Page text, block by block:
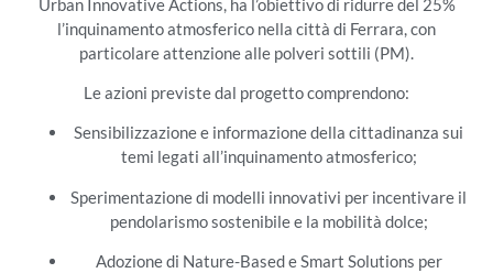
l’inquinamento atmosferico nella città di Ferrara, con
particolare attenzione alle polveri sottili (PM).
Le azioni previste dal progetto comprendono:
Sensibilizzazione e informazione della cittadinanza sui
temi legati all’inquinamento atmosferico;
Sperimentazione di modelli innovativi per incentivare il
pendolarismo sostenibile e la mobilità dolce;
Adozione di Nature-Based e Smart Solutions per